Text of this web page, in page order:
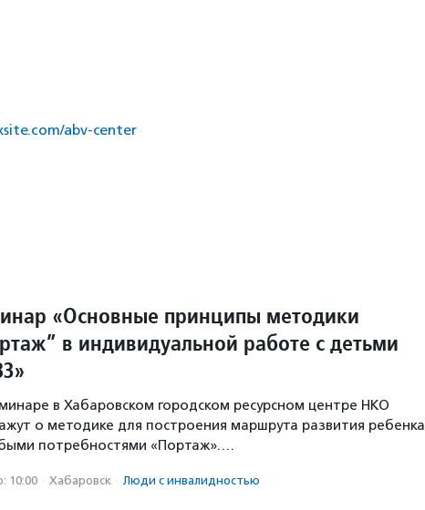
abv-center
«Основные принципы методики
в индивидуальной работе с детьми
в Хабаровском городском ресурсном центре НКО
о методике для построения маршрута развития ребенка
потребностями «Портаж».…
10:00 · Хабаровск · Люди с инвалидностью